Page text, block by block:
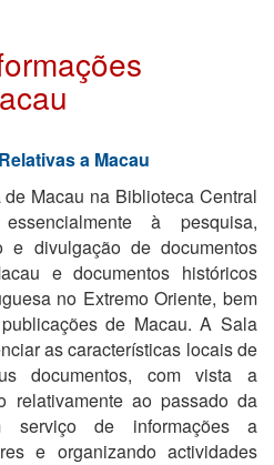
a Macau
Macau na Biblioteca Central
à pesquisa,
e divulgação de documentos
e documentos históricos
no Extremo Oriente, bem
de Macau. A Sala
as características locais de
documentos, com vista a
relativamente ao passado da
serviço de informações a
e organizando actividades